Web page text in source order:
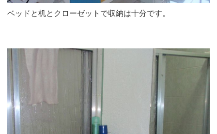
ベッドと机とクローゼットで収納は十分です。